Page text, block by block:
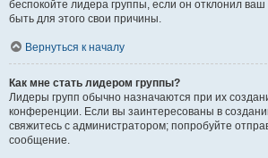
беспокойте лидера группы, если он отклонил ваш
быть для этого свои причины.
Вернуться к началу
Как мне стать лидером группы?
Лидеры групп обычно назначаются при их
конференции. Если вы заинтересованы в
свяжитесь с администратором; попробуйте
сообщение.